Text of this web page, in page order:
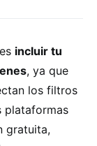
incluir tu
, ya que
los filtros
plataformas
gratuita,